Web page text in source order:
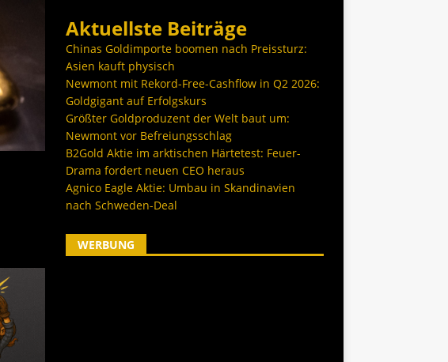
Aktuellste Beiträge
Chinas Goldimporte boomen nach Preissturz:
Asien kauft physisch
Newmont mit Rekord-Free-Cashflow in Q2 2026:
Goldgigant auf Erfolgskurs
Größter Goldproduzent der Welt baut um:
Newmont vor Befreiungsschlag
B2Gold Aktie im arktischen Härtetest: Feuer-
Drama fordert neuen CEO heraus
Agnico Eagle Aktie: Umbau in Skandinavien
nach Schweden-Deal
WERBUNG